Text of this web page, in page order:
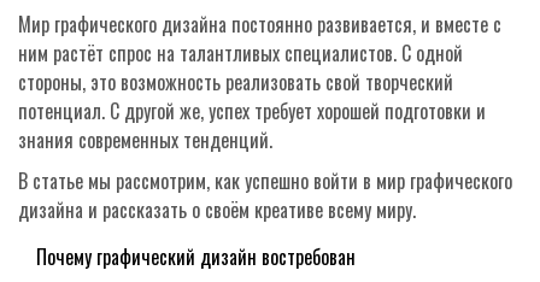
Мир графического дизайна постоянно развивается, и вместе с
ним растёт спрос на талантливых специалистов. С одной
стороны, это возможность реализовать свой творческий
потенциал. С другой же, успех требует хорошей подготовки и
знания современных тенденций.
В статье мы рассмотрим, как успешно войти в мир графического
дизайна и рассказать о своём креативе всему миру.
Почему графический дизайн востребован